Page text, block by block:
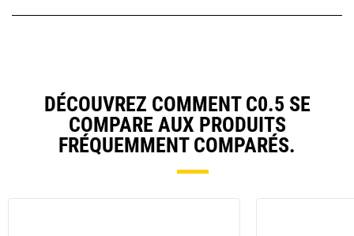
DÉCOUVREZ COMMENT C0.5 SE
COMPARE AUX PRODUITS
FRÉQUEMMENT COMPARÉS.